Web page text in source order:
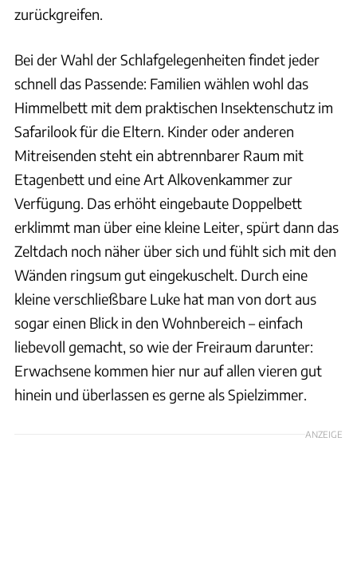
zurückgreifen.
Bei der Wahl der Schlafgelegenheiten findet jeder
schnell das Passende: Familien wählen wohl das
Himmelbett mit dem praktischen Insektenschutz im
Safarilook für die Eltern. Kinder oder anderen
Mitreisenden steht ein abtrennbarer Raum mit
Etagenbett und eine Art Alkovenkammer zur
Verfügung. Das erhöht eingebaute Doppelbett
erklimmt man über eine kleine Leiter, spürt dann das
Zeltdach noch näher über sich und fühlt sich mit den
Wänden ringsum gut eingekuschelt. Durch eine
kleine verschließbare Luke hat man von dort aus
sogar einen Blick in den Wohnbereich – einfach
liebevoll gemacht, so wie der Freiraum darunter:
Erwachsene kommen hier nur auf allen vieren gut
hinein und überlassen es gerne als Spielzimmer.
ANZEIGE